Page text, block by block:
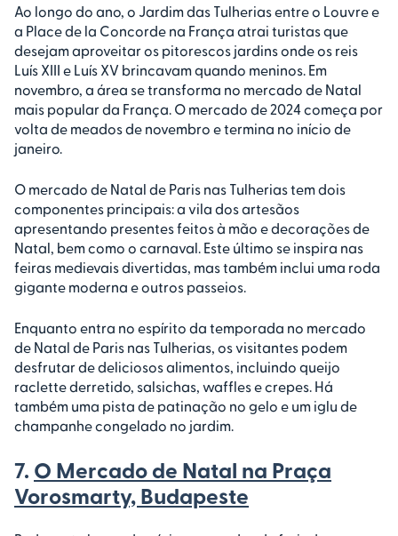
Ao longo do ano, o Jardim das Tulherias entre o Louvre e
a Place de la Concorde na França atrai turistas que
desejam aproveitar os pitorescos jardins onde os reis
Luís XIII e Luís XV brincavam quando meninos. Em
novembro, a área se transforma no mercado de Natal
mais popular da França. O mercado de 2024 começa por
volta de meados de novembro e termina no início de
janeiro.
O mercado de Natal de Paris nas Tulherias tem dois
componentes principais: a vila dos artesãos
apresentando presentes feitos à mão e decorações de
Natal, bem como o carnaval. Este último se inspira nas
feiras medievais divertidas, mas também inclui uma roda
gigante moderna e outros passeios.
Enquanto entra no espírito da temporada no mercado
de Natal de Paris nas Tulherias, os visitantes podem
desfrutar de deliciosos alimentos, incluindo queijo
raclette derretido, salsichas, waffles e crepes. Há
também uma pista de patinação no gelo e um iglu de
champanhe congelado no jardim.
7. O Mercado de Natal na Praça
Vorosmarty, Budapeste